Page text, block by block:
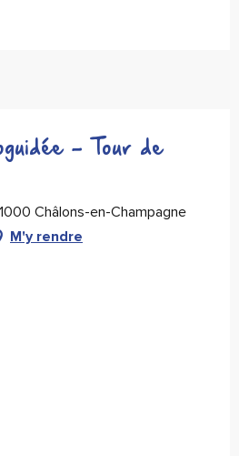
- Tour de
Châlons-en-Champagne
M'y rendre